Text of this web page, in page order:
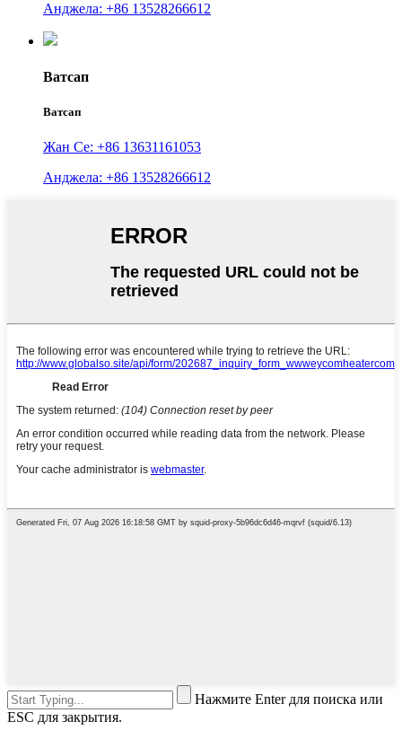
Анджела: +86 13528266612
Ватсап
Ватсап
Жан Се: +86 13631161053
Анджела: +86 13528266612
Нажмите Enter для поиска или
ESC для закрытия.